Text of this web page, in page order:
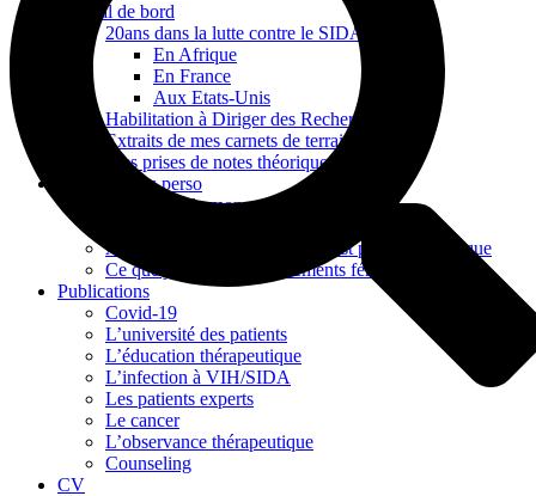
Journal de bord
20ans dans la lutte contre le SIDA
En Afrique
En France
Aux Etats-Unis
Habilitation à Diriger des Recherches
Extraits de mes carnets de terrain
Mes prises de notes théoriques
Mes archives perso
La France de mon enfance
Avoir 15 ans en 1968 : ce qui est privé est politique
Ce que je dois aux mouvements féministes
Publications
Covid-19
L’université des patients
L’éducation thérapeutique
L’infection à VIH/SIDA
Les patients experts
Le cancer
L’observance thérapeutique
Counseling
CV